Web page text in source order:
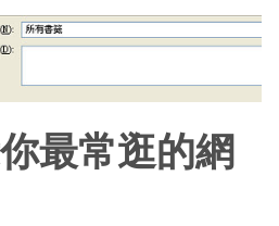
最常逛的網